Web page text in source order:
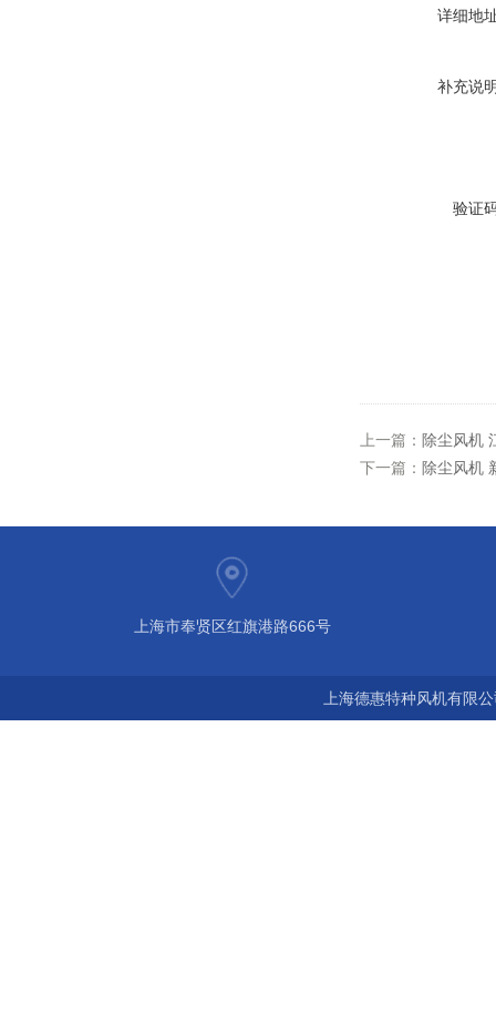
详细地
补充说
验证
上一篇： 除尘风机
下一篇： 除尘风机
上海市奉贤区红旗港路666号
上海德惠特种风机有限